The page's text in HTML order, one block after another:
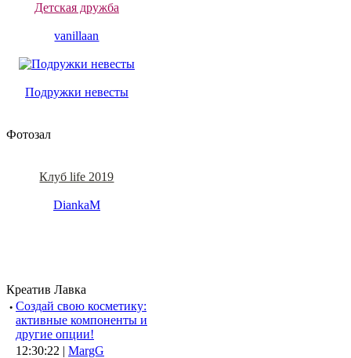
Детская дружба
vanillaan
Подружки невесты
Фотозал
Клуб life 2019
DiankaM
Креатив Лавка
· Создай свою косметику:
активные компоненты и
другие опции!
12:30:22 | MargG